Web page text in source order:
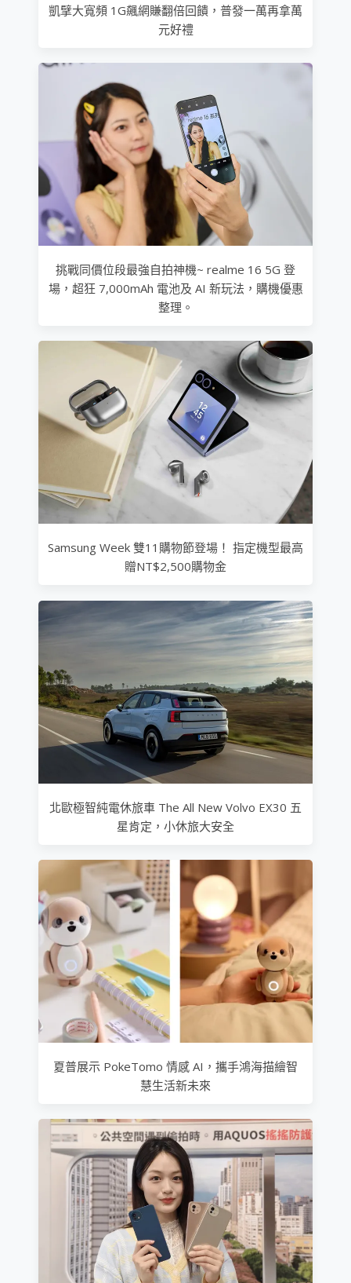
凱擘大寬頻 1G飆網賺翻倍回饋，普發一萬再拿萬
元好禮
挑戰同價位段最強自拍神機~ realme 16 5G 登
場，超狂 7,000mAh 電池及 AI 新玩法，購機優惠
整理。
Samsung Week 雙11購物節登場！ 指定機型最高
贈NT$2,500購物金
北歐極智純電休旅車 The All New Volvo EX30 五
星肯定，小休旅大安全
夏普展示 PokeTomo 情感 AI，攜手鴻海描繪智
慧生活新未來